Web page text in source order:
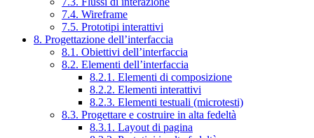
7.4. Wireframe
7.5. Prototipi interattivi
8. Progettazione dell’interfaccia
8.1. Obiettivi dell’interfaccia
8.2. Elementi dell’interfaccia
8.2.1. Elementi di composizione
8.2.2. Elementi interattivi
8.2.3. Elementi testuali (microtesti)
8.3. Progettare e costruire in alta fedeltà
8.3.1. Layout di pagina